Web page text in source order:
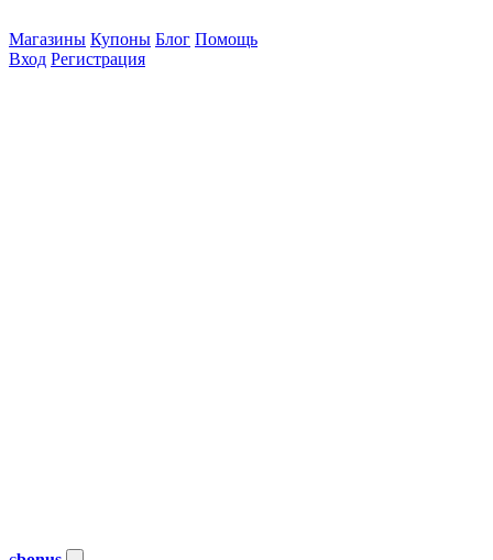
Магазины Купоны Блог Помощь
Вход Регистрация